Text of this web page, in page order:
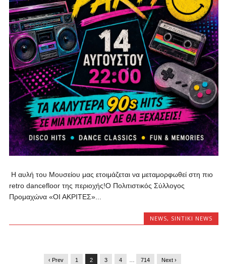
Η αυλή του Μουσείου μας ετοιμάζεται να μεταμορφωθεί στη πιο
retro dancefloor της περιοχής!​Ο Πολιτιστικός Σύλλογος
Προμαχώνα «ΟΙ ΑΚΡΙΤΕΣ»...
NEWS, SINTIKI NEWS
‹ Prev 1 2 3 4 714 Next ›